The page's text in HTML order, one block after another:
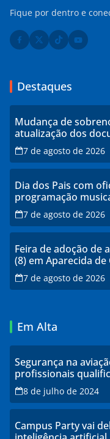
Fique por dentro e
Destaques
Mudança de
atualização dos
transtornos
7 de agosto de 2026
Dia dos Pais com
programação
Goiânia
7 de agosto de 2026
Feira de adoção de
(8) em Aparecida de
7 de agosto de 2026
Em Alta
Segurança na
profissionais
explicam especialistas
8 de julho de 2024
Campus Party vai